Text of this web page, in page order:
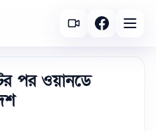
পর ওয়ানডে